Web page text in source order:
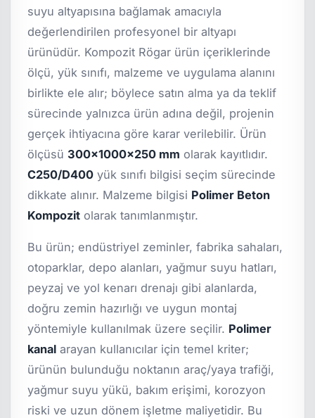
suyu altyapısına bağlamak amacıyla
değerlendirilen profesyonel bir altyapı
ürünüdür. Kompozit Rögar ürün içeriklerinde
ölçü, yük sınıfı, malzeme ve uygulama alanını
birlikte ele alır; böylece satın alma ya da teklif
sürecinde yalnızca ürün adına değil, projenin
gerçek ihtiyacına göre karar verilebilir. Ürün
ölçüsü 300x1000x250 mm olarak kayıtlıdır.
C250/D400 yük sınıfı bilgisi seçim sürecinde
dikkate alınır. Malzeme bilgisi Polimer Beton
Kompozit olarak tanımlanmıştır.
Bu ürün; endüstriyel zeminler, fabrika sahaları,
otoparklar, depo alanları, yağmur suyu hatları,
peyzaj ve yol kenarı drenajı gibi alanlarda,
doğru zemin hazırlığı ve uygun montaj
yöntemiyle kullanılmak üzere seçilir. Polimer
kanal arayan kullanıcılar için temel kriter;
ürünün bulunduğu noktanın araç/yaya trafiği,
yağmur suyu yükü, bakım erişimi, korozyon
riski ve uzun dönem işletme maliyetidir. Bu